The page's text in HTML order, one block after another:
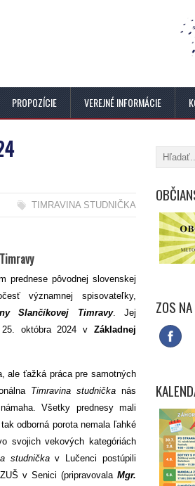
PROPOZÍCIE VEREJNÉ INFORMÁCIE
TIMRAVINA STUDNIČKA
prednese pôvodnej slovenskej
významnej spisovateľky,
Slančíkovej Timravy. Jej
októbra 2024 v Základnej
ale ťažká práca pre samotných
Timravina studnička nás
Všetky prednesy mali
odborná porota nemala ľahké
svojich vekových kategóriách
studničkav Lučenci postúpili
v Senici (pripravovala Mgr.
ZOS